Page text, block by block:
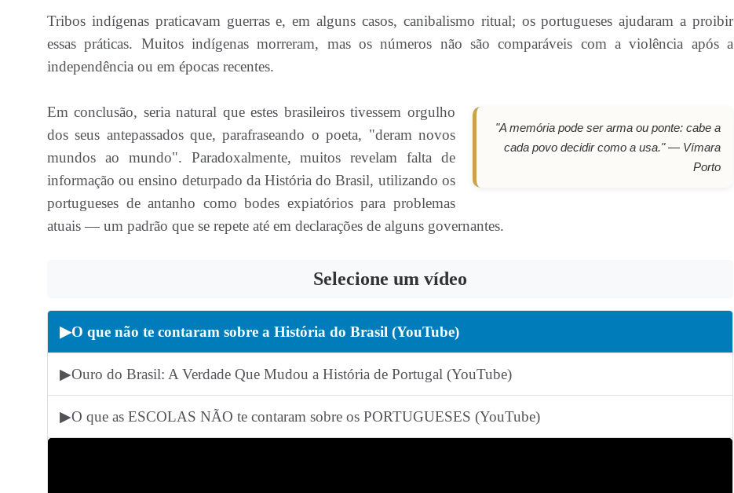
Tribos indígenas praticavam guerras e, em alguns casos, canibalismo ritual; os portugueses ajudaram a proibir
essas práticas. Muitos indígenas morreram, mas os números não são comparáveis com a violência após a
independência ou em épocas recentes.
"A memória pode ser arma ou ponte: cabe a
cada povo decidir como a usa."— Vímara
Porto
Em conclusão, seria natural que estes brasileiros tivessem orgulho
dos seus antepassados que, parafraseando o poeta, "deram novos
mundos ao mundo". Paradoxalmente, muitos revelam falta de
informação ou ensino deturpado da História do Brasil, utilizando os
portugueses de antanho como bodes expiatórios para problemas
atuais — um padrão que se repete até em declarações de alguns governantes.
Selecione um vídeo
▶O que não te contaram sobre a História do Brasil (YouTube)
▶Ouro do Brasil: A Verdade Que Mudou a História de Portugal (YouTube)
▶O que as ESCOLAS NÃO te contaram sobre os PORTUGUESES (YouTube)